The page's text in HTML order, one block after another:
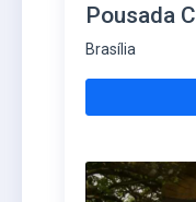
Pousada
Brasília